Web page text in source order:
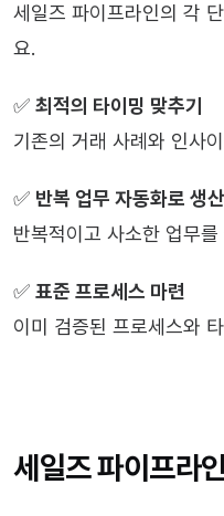
세일즈 파이프라인의 각
요.
✅ 최적의 타이밍 맞추기
기존의 거래 사례와 인사
✅ 반복 업무 자동화로 생
반복적이고 사소한 업무
✅ 표준 프로세스 마련
이미 검증된 프로세스와
세일즈 파이프라